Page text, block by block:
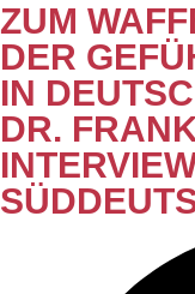
ZUM
DER
IN
DR.